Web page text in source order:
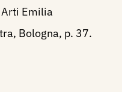
Emilia
Bologna, p. 37.